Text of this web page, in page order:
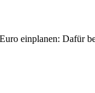
einplanen: Dafür